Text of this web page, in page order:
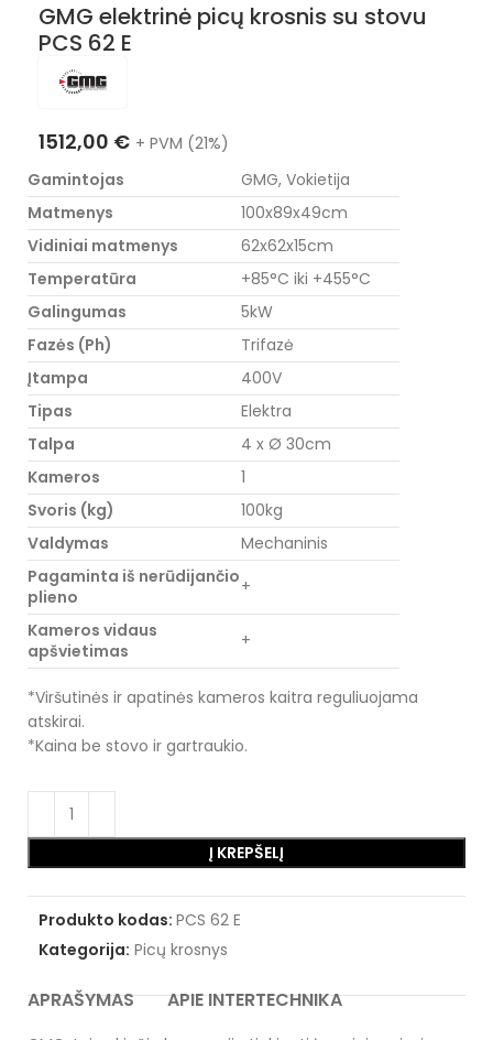
GMG elektrinė picų krosnis su stovu
PCS 62 E
1512,00 € + PVM (21%)
Gamintojas
GMG, Vokietija
Matmenys
100x89x49cm
Vidiniai matmenys
62x62x15cm
Temperatūra
+85°C iki +455°C
Galingumas
5kW
Fazės (Ph)
Trifazė
Įtampa
400V
Tipas
Elektra
Talpa
4 x Ø 30cm
Kameros
1
Svoris (kg)
100kg
Valdymas
Mechaninis
Pagaminta iš nerūdijančio
plieno
+
Kameros vidaus
apšvietimas
+
*Viršutinės ir apatinės kameros kaitra reguliuojama
atskirai.
*Kaina be stovo ir gartraukio.
Į KREPŠELĮ
Produkto kodas: PCS 62 E
Kategorija: Picų krosnys
APRAŠYMAS APIE INTERTECHNIKA